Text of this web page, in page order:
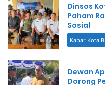
Dinsos
Paham
Sosial
Kabar Kota
Dewan
Dorong